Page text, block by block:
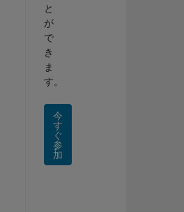
と
が
で
き
ま
す。
今
す
ぐ
参
加